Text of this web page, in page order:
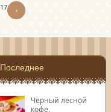
17 ›
Последнее
Черный лесной
кофе.